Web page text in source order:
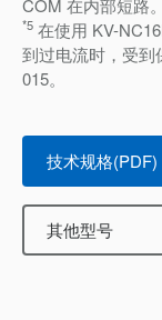
*5 在使用 KV-
到过电流时，受到
015。
技术规格(PDF)
其他型号